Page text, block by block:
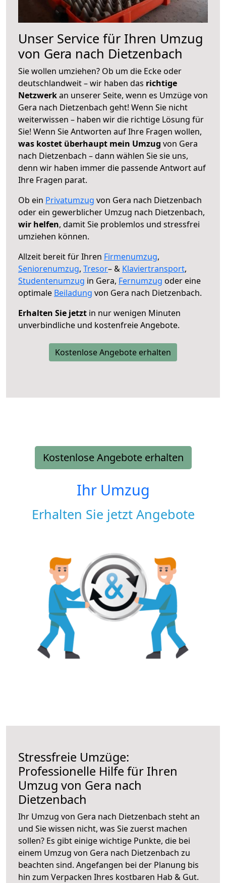
Unser Service für Ihren Umzug
von Gera nach Dietzenbach
Sie wollen umziehen? Ob um die Ecke oder
deutschlandweit – wir haben das richtige
Netzwerkan unserer Seite, wenn es Umzüge von
Gera nach Dietzenbach geht! Wenn Sie nicht
weiterwissen – haben wir die richtige Lösung für
Sie! Wenn Sie Antworten auf Ihre Fragen wollen,
was kostet überhaupt mein Umzug von Gera
nach Dietzenbach – dann wählen Sie sie uns,
denn wir haben immer die passende Antwort auf
Ihre Fragen parat.
Ob ein Privatumzug von Gera nach Dietzenbach
oder ein gewerblicher Umzug nach Dietzenbach,
wir helfen, damit Sie problemlos und stressfrei
umziehen können.
Allzeit bereit für Ihren Firmenumzug,
Seniorenumzug, Tresor– & Klaviertransport,
Studentenumzug in Gera, Fernumzug oder eine
optimale Beiladung von Gera nach Dietzenbach.
Erhalten Sie jetzt in nur wenigen Minuten
unverbindliche und kostenfreie Angebote.
Kostenlose Angebote erhalten
Kostenlose Angebote erhalten
Ihr Umzug
Erhalten Sie jetzt Angebote
Stressfreie Umzüge:
Professionelle Hilfe für Ihren
Umzug von Gera nach
Dietzenbach
Ihr Umzug von Gera nach Dietzenbach steht an
und Sie wissen nicht, was Sie zuerst machen
sollen? Es gibt einige wichtige Punkte, die bei
einem Umzug von Gera nach Dietzenbach zu
beachten sind. Angefangen bei der Planung bis
hin zum Verpacken Ihres kostbaren Hab & Gut.